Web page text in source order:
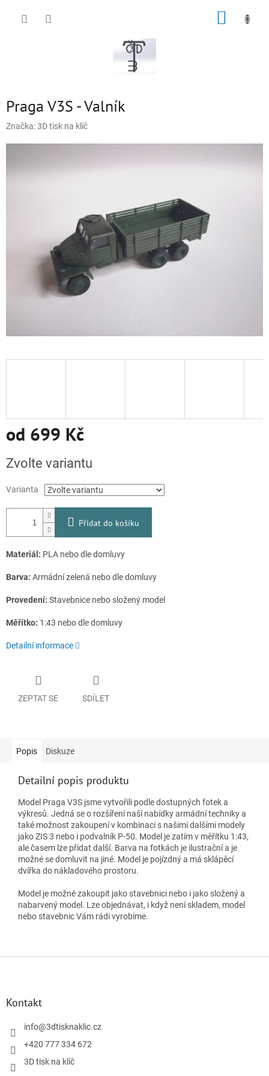
Praga V3S - Valník
Značka:3D tisk na klíč
od 699 Kč
cena:
Zvolte variantu
Varianta
Přidat do košíku
Materiál: PLA nebo dle domluvy
Barva: Armádní zelená nebo dle domluvy
Provedení: Stavebnice nebo složený model
Měřítko: 1:43 nebo dle domluvy
Detailní informace
ZEPTAT SE SDÍLET
Popis Diskuze
Detailní popis produktu
Model Praga V3S jsme vytvořili podle dostupných fotek a
výkresů. Jedná se o rozšíření naší nabídky armádní techniky a
také možnost zakoupení v kombinaci s našimi dalšími modely
jako ZIS 3 nebo i podvalník P-50. Model je zatím v měřítku 1:43,
ale časem lze přidat další. Barva na fotkách je ilustrační a je
možné se domluvit na jiné. Model je pojízdný a má sklápěcí
dvířka do nákladového prostoru.
Model je možné zakoupit jako stavebnici nebo i jako složený a
nabarvený model. Lze objednávat, i když není skladem, model
nebo stavebnic Vám rádi vyrobíme.
Z
Kontakt
info@3dtisknaklic.cz
+420 777 334 672
3D tisk na klíč